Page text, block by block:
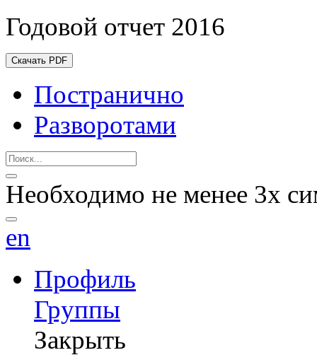
Годовой отчет 2016
Скачать PDF
Постранично
Разворотами
Необходимо не менее 3х
en
Профиль
Группы
Закрыть